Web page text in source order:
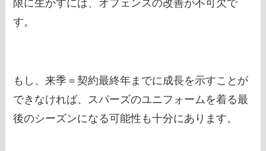
限に生かすには、オフェンスの改善が不可欠で
す。
もし、来季＝契約最終年までに成長を示すことが
できなければ、スパーズのユニフォームを着る最
後のシーズンになる可能性も十分にあります。